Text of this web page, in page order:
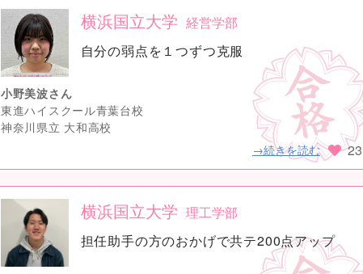
no
image
横浜国立大学 経営学部
自分の弱点を１つずつ克服
小野美波さん
東進ハイスクール青葉台校
神奈川県立 大和高校
→続きを読む
23
no
image
横浜国立大学 理工学部
担任助手の方のおかげで共テ200点アップ